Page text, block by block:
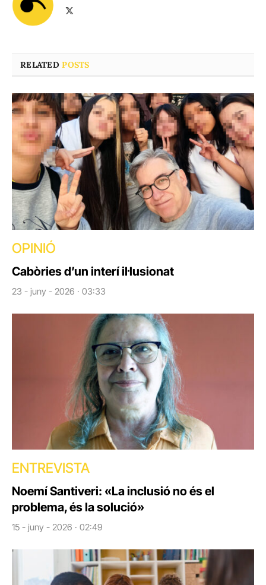
RELATEDPOSTS
OPINIÓ
Cabòries d’un interí il·lusionat
23 - juny - 2026 · 03:33
ENTREVISTA
Noemí Santiveri: «La inclusió no és el
problema, és la solució»
15 - juny - 2026 · 02:49